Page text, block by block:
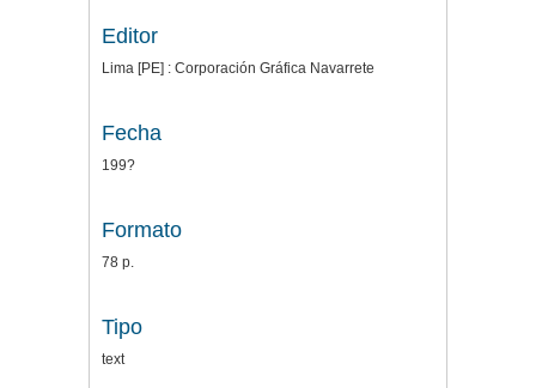
Editor
Lima [PE] : Corporación Gráfica Navarrete
Fecha
199?
Formato
78 p.
Tipo
text